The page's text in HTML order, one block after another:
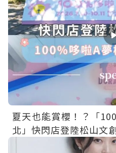
夏天也能賞櫻！？「
北」快閃店登陸松山文